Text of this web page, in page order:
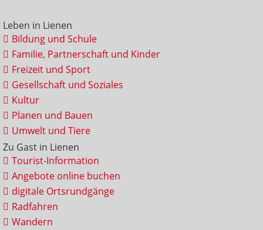
Leben in Lienen
Bildung und Schule
Familie, Partnerschaft und Kinder
Freizeit und Sport
Gesellschaft und Soziales
Kultur
Planen und Bauen
Umwelt und Tiere
Zu Gast in Lienen
Tourist-Information
Angebote online buchen
digitale Ortsrundgänge
Radfahren
Wandern